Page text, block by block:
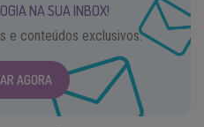
NA SUA INBOX!
e conteúdos exclusivos.
AGORA